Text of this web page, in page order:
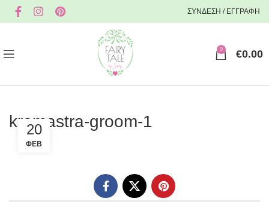
ΣΥΝΔΕΣΗ / ΕΓΓΡΑΦΗ
0 €0.00
kremastra-groom-1
20
ΦΕΒ